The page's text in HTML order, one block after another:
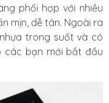
phối hợp với nhiều
mịn, dễ tán. Ngoài ra
trong suốt và có
các bạn mới bắt đầu